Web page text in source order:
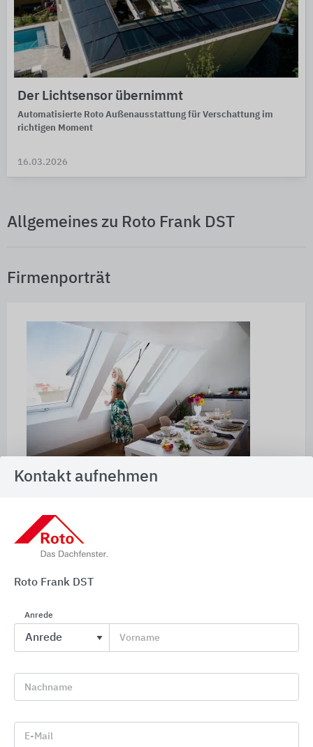
Der Lichtsensor übernimmt
Automatisierte Roto Außenausstattung für Verschattung im
richtigen Moment
16.03.2026
Allgemeines zu Roto Frank DST
Firmenporträt
Roto Dachsystem-Technologie gehört zu den
führenden Herstellern von Dachfenstern,
Leistungs-Klasse das richtige Dachfenster sowie
die dazu passende Ausstattung zu finden. Egal ob
Kontakt aufnehmen
Roto Frank DST
Anrede
Vorname
Nachname
E-Mail